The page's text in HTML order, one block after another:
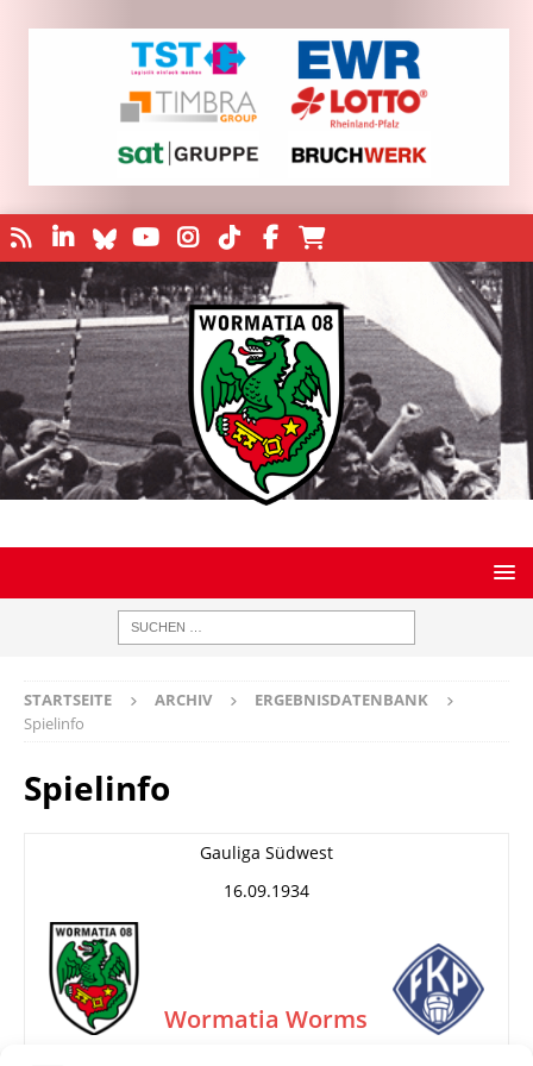
STARTSEITE ARCHIV
ERGEBNISDATENBANK
Spielinfo
Spielinfo
Gauliga Südwest
16.09.1934
Wormatia Worms